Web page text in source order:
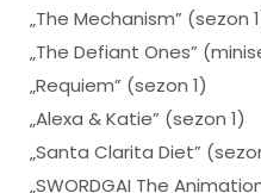
„The Mechanism” (sezon
„The Defiant Ones”
„Requiem” (sezon 1)
„Alexa & Katie” (sezon 1)
„Santa Clarita Diet”
„SWORDGAI The